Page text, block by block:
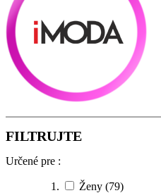
FILTRUJTE
Určené pre :
Ženy (79)